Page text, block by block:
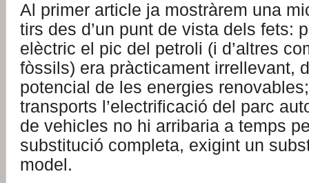
Al primer article ja mostràrem una
tirs des d’un punt de vista dels fets:
elèctric el pic del petroli (i d’altres
fòssils) era pràcticament irrellevant,
potencial de les energies
transports l’electrificació del parc
de vehicles no hi arribaria a temps
substitució completa, exigint un
model.